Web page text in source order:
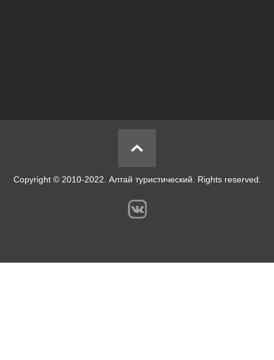
Copyright © 2010-2022. Алтай туристический. Rights reserved.